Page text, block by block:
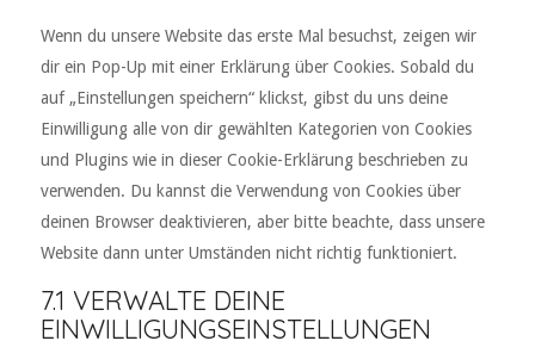
sonstiges
Wenn du unsere Website das erste Mal besuchst, zeigen wir
dir ein Pop-Up mit einer Erklärung über Cookies. Sobald du
auf „Einstellungen speichern“ klickst, gibst du uns deine
Einwilligung alle von dir gewählten Kategorien von Cookies
und Plugins wie in dieser Cookie-Erklärung beschrieben zu
verwenden. Du kannst die Verwendung von Cookies über
deinen Browser deaktivieren, aber bitte beachte, dass unsere
Website dann unter Umständen nicht richtig funktioniert.
7.1 VERWALTE DEINE
EINWILLIGUNGSEINSTELLUNGEN